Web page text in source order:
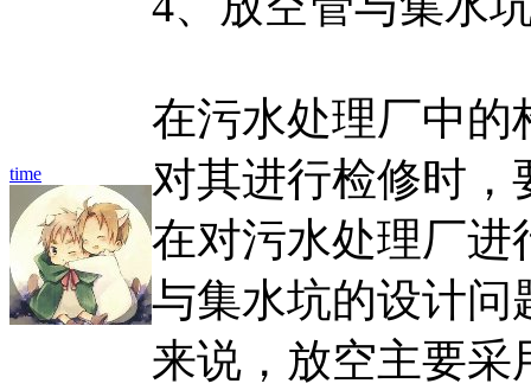
time
在污水处理厂中的
对其进行检修时
在对污水处理厂进
与集水坑的设计问
来说，放空主要采